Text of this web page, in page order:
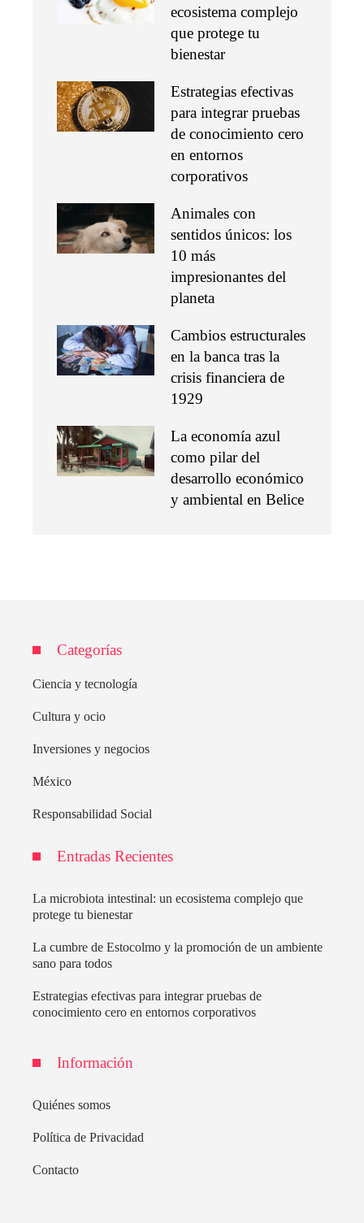
ecosistema complejo
que protege tu
bienestar
Estrategias efectivas
para integrar pruebas
de conocimiento cero
en entornos
corporativos
Animales con
sentidos únicos: los
10 más
impresionantes del
planeta
Cambios estructurales
en la banca tras la
crisis financiera de
1929
La economía azul
como pilar del
desarrollo económico
y ambiental en Belice
Categorías
Ciencia y tecnología
Cultura y ocio
Inversiones y negocios
México
Responsabilidad Social
Entradas Recientes
La microbiota intestinal: un ecosistema complejo que
protege tu bienestar
La cumbre de Estocolmo y la promoción de un ambiente
sano para todos
Estrategias efectivas para integrar pruebas de
conocimiento cero en entornos corporativos
Información
Quiénes somos
Política de Privacidad
Contacto